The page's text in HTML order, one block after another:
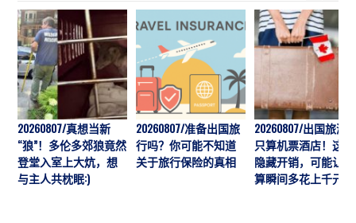
20260807/真想当新
“狼”！多伦多郊狼竟然
登堂入室上大炕，想
与主人共枕眠:)
20260807/准备出国旅
行吗？你可能不知道
关于旅行保险的真相
20260807/出国旅游
只算机票酒店！这7
隐藏开销，可能让预
算瞬间多花上千元